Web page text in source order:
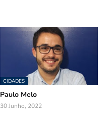
CIDADES
Paulo Melo
30 Junho, 2022